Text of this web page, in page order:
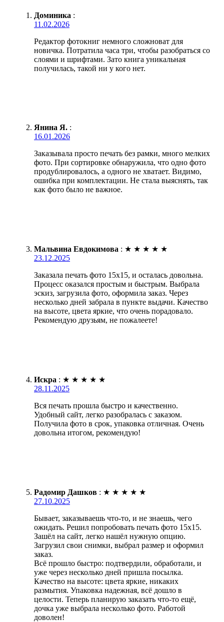
Доминика :
11.02.2026
Редактор фотокниг немного сложноват для
новичка. Потратила часа три, чтобы разобраться со
слоями и шрифтами. Зато книга уникальная
получилась, такой ни у кого нет.
Янина Я. :
16.01.2026
Заказывала просто печать без рамки, много мелких
фото. При сортировке обнаружила, что одно фото
продублировалось, а одного не хватает. Видимо,
ошибка при комплектации. Не стала выяснять, так
как фото было не важное.
Мальвина Евдокимова : ★ ★ ★ ★ ★
23.12.2025
Заказала печать фото 15х15, и осталась довольна.
Процесс оказался простым и быстрым. Выбрала
эскиз, загрузила фото, оформила заказ. Через
несколько дней забрала в пункте выдачи. Качество
на высоте, цвета яркие, что очень порадовало.
Рекомендую друзьям, не пожалеете!
Искра : ★ ★ ★ ★ ★
28.11.2025
Вся печать прошла быстро и качественно.
Удобный сайт, легко разобралась с заказом.
Получила фото в срок, упаковка отличная. Очень
довольна итогом, рекомендую!
Радомир Дашков : ★ ★ ★ ★ ★
27.10.2025
Бывает, заказываешь что-то, и не знаешь, чего
ожидать. Решил попробовать печать фото 15х15.
Зашёл на сайт, легко нашёл нужную опцию.
Загрузил свои снимки, выбрал размер и оформил
заказ.
Всё прошло быстро: подтвердили, обработали, и
уже через несколько дней пришла посылка.
Качество на высоте: цвета яркие, никаких
размытия. Упаковка надежная, всё дошло в
целости. Теперь планирую заказать что-то ещё,
дочка уже выбрала несколько фото. Работой
доволен!